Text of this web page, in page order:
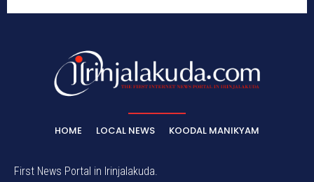
HOME LOCAL NEWS KOODAL MANIKYAM
First News Portal in Irinjalakuda.